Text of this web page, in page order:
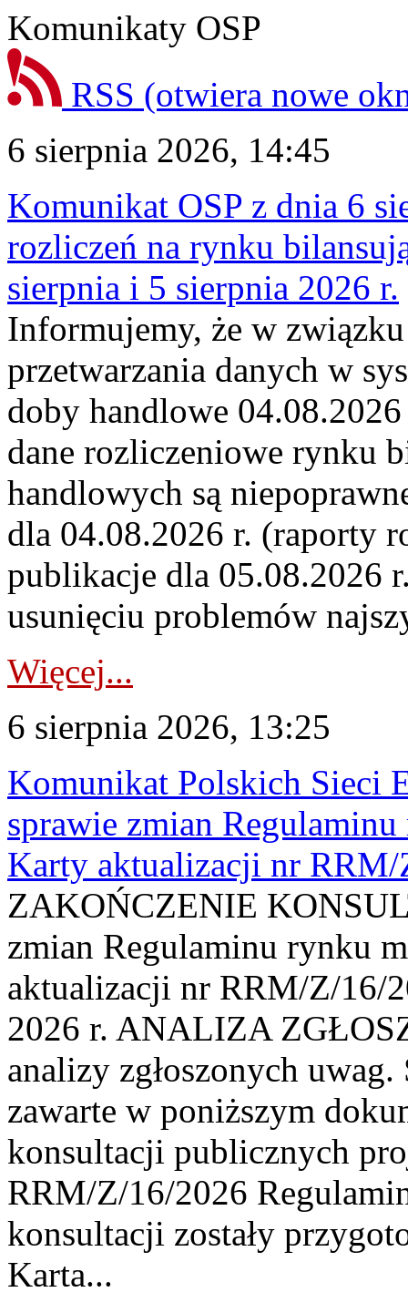
Komunikaty OSP
RSS (otwiera nowe
6 sierpnia 2026, 14:45
Komunikat OSP z dnia 6
rozliczeń na rynku
sierpnia i 5 sierpnia 2026 r.
Informujemy, że w
przetwarzania danych w
doby handlowe
dane rozliczeniowe rynku
handlowych są
dla 04.08.2026 r. (raporty
publikacje dla 05.08.2026
usunięciu problemów
Więcej...
6 sierpnia 2026, 13:25
Komunikat Polskich Sieci
sprawie zmian
Karty aktualizacji nr
ZAKOŃCZENIE
zmian Regulaminu rynku
aktualizacji nr RRM/Z/16/
2026 r. ANALIZA
analizy zgłoszonych
zawarte w poniższym
konsultacji publicznych
RRM/Z/16/2026
konsultacji zostały
Karta...